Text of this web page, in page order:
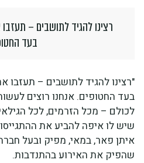
רצינו להגיד לתושבים –
בעד
"רצינו להגיד לתושבים – תעזבו
בעד החטופים. אנחנו רוצים
לכולם – מכל הזרמים, לכל
שיש לו איפה להביע את
איתן פאר, במאי, מפיק ובעל
שהפיק את האירוע בהתנדבות.